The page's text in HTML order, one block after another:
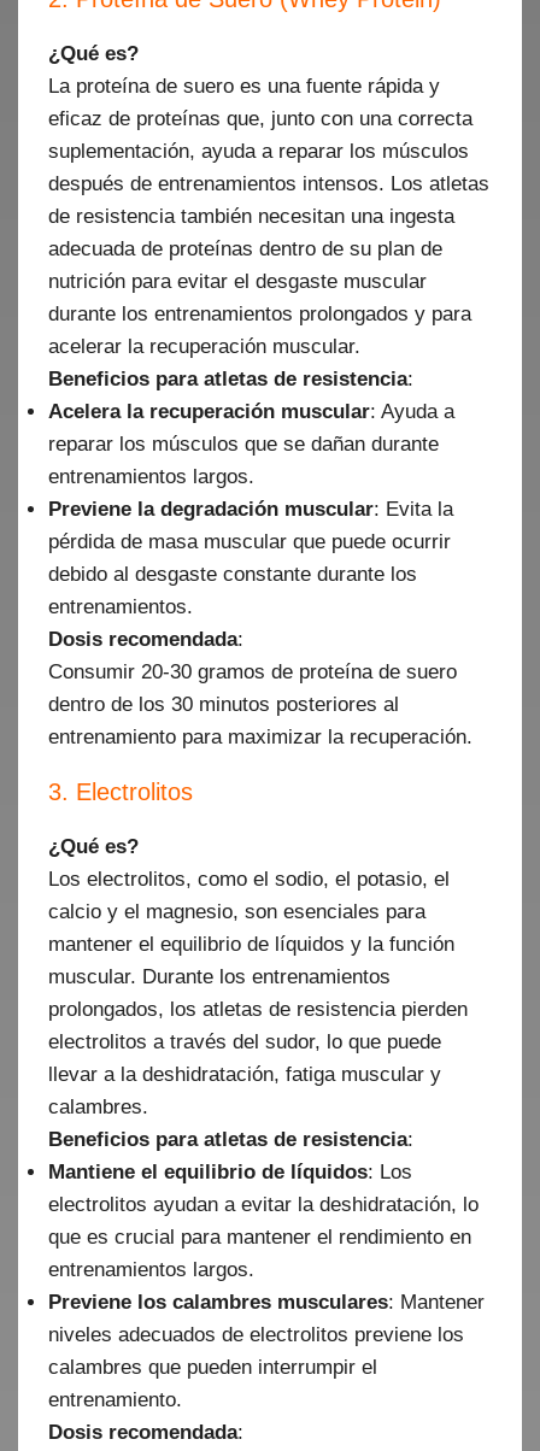
¿Qué es?
La proteína de suero es una fuente rápida y
eficaz de proteínas que, junto con una correcta
suplementación, ayuda a reparar los músculos
después de entrenamientos intensos. Los atletas
de resistencia también necesitan una ingesta
adecuada de proteínas dentro de su plan de
nutrición para evitar el desgaste muscular
durante los entrenamientos prolongados y para
acelerar la recuperación muscular.
Beneficios para atletas de resistencia:
Acelera la recuperación muscular: Ayuda a
reparar los músculos que se dañan durante
entrenamientos largos.
Previene la degradación muscular: Evita la
pérdida de masa muscular que puede ocurrir
debido al desgaste constante durante los
entrenamientos.
Dosis recomendada:
Consumir 20-30 gramos de proteína de suero
dentro de los 30 minutos posteriores al
entrenamiento para maximizar la recuperación.
3. Electrolitos
¿Qué es?
Los electrolitos, como el sodio, el potasio, el
calcio y el magnesio, son esenciales para
mantener el equilibrio de líquidos y la función
muscular. Durante los entrenamientos
prolongados, los atletas de resistencia pierden
electrolitos a través del sudor, lo que puede
llevar a la deshidratación, fatiga muscular y
calambres.
Beneficios para atletas de resistencia:
Mantiene el equilibrio de líquidos: Los
electrolitos ayudan a evitar la deshidratación, lo
que es crucial para mantener el rendimiento en
entrenamientos largos.
Previene los calambres musculares: Mantener
niveles adecuados de electrolitos previene los
calambres que pueden interrumpir el
entrenamiento.
Dosis recomendada: